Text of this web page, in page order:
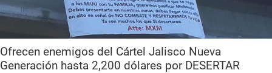
Ofrecen enemigos del Cártel Jalisco Nueva
Generación hasta 2,200 dólares por DESERTAR